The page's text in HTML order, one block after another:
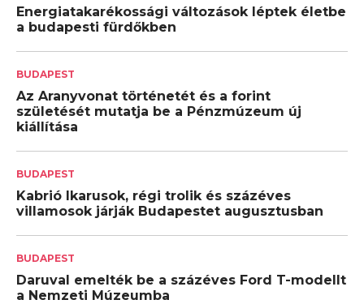
Energiatakarékossági változások léptek életbe
a budapesti fürdőkben
BUDAPEST
Az Aranyvonat történetét és a forint
születését mutatja be a Pénzmúzeum új
kiállítása
BUDAPEST
Kabrió Ikarusok, régi trolik és százéves
villamosok járják Budapestet augusztusban
BUDAPEST
Daruval emelték be a százéves Ford T-modellt
a Nemzeti Múzeumba